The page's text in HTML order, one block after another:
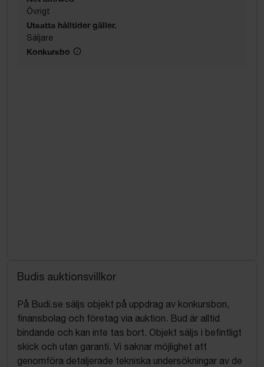
Övrigt
Utsatta hålltider gäller.
Säljare
Konkursbo
Budis auktionsvillkor
På Budi.se säljs objekt på uppdrag av konkursbon,
finansbolag och företag via auktion. Bud är alltid
bindande och kan inte tas bort. Objekt säljs i befintligt
skick och utan garanti. Vi saknar möjlighet att
genomföra detaljerade tekniska undersökningar av de